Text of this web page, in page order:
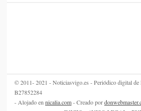
© 2011- 2021 - Noticiasvigo.es - Periódico digital
B27852284
- Alojado ennicalia.com- Creado por